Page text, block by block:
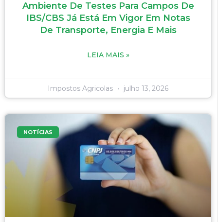
Ambiente De Testes Para Campos De
IBS/CBS Já Está Em Vigor Em Notas
De Transporte, Energia E Mais
LEIA MAIS »
Impostos Agricolas julho 13, 2026
NOTÍCIAS